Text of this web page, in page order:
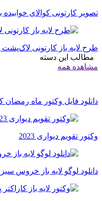
تصویر کارتونی کوالای خوابیده
طرح لایه باز کارتونی لاک‌پشت
مطالب این دسته
مشاهده همه
دانلود فایل وکتور ماه رمضان
وکتور تقویم دیواری 2023
دانلود لوگو لایه باز خروس سبز